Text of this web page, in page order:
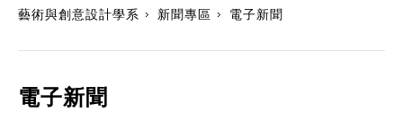
藝術與創意設計學系 新聞專區 電子新聞
電子新聞